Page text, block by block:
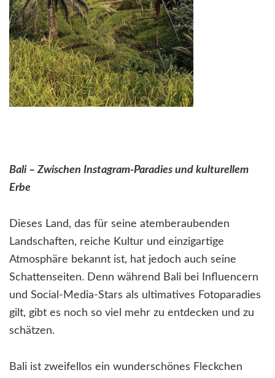
Bali – Zwischen Instagram-Paradies und kulturellem
Erbe
Dieses Land, das für seine atemberaubenden
Landschaften, reiche Kultur und einzigartige
Atmosphäre bekannt ist, hat jedoch auch seine
Schattenseiten. Denn während Bali bei Influencern
und Social-Media-Stars als ultimatives Fotoparadies
gilt, gibt es noch so viel mehr zu entdecken und zu
schätzen.
Bali ist zweifellos ein wunderschönes Fleckchen